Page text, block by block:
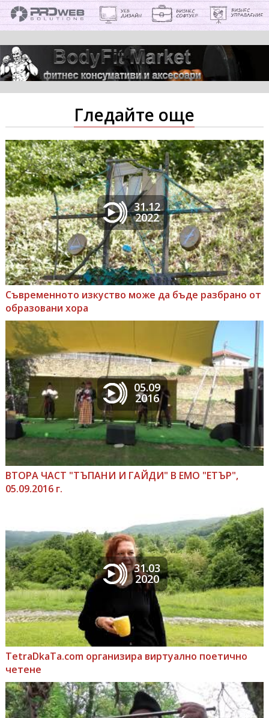
Гледайте още
31.12
2022
Съвременното изкуство може да бъде разбрано от
образовани хора
05.09
2016
ВТОРА ЧАСТ "ТЪПАНИ И ГАЙДИ" В ЕМО "ЕТЪР",
05.09.2016 г.
31.03
2020
TetraDkaTa.com организира виртуално поетично
четене